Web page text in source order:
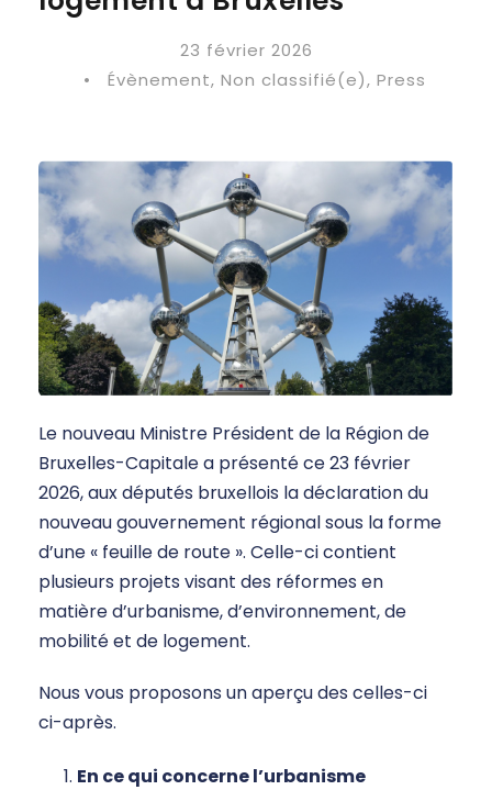
23 février 2026
•
Évènement, Non classifié(e), Press
Le nouveau Ministre Président de la Région de
Bruxelles-Capitale a présenté ce 23 février
2026, aux députés bruxellois la déclaration du
nouveau gouvernement régional sous la forme
d’une « feuille de route ». Celle-ci contient
plusieurs projets visant des réformes en
matière d’urbanisme, d’environnement, de
mobilité et de logement.
Nous vous proposons un aperçu des celles-ci
ci-après.
En ce qui concerne l’urbanisme